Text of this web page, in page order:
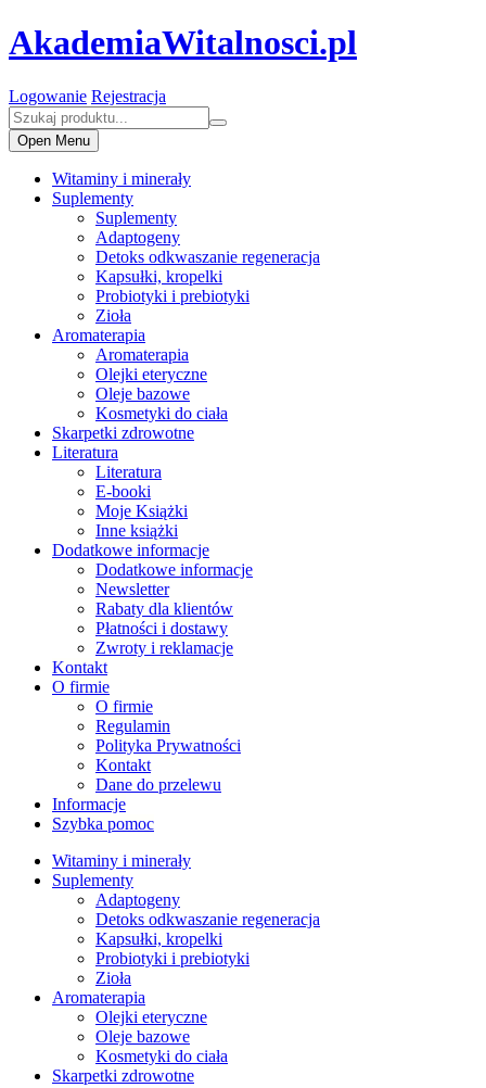
AkademiaWitalnosci.pl
Logowanie Rejestracja
Open Menu
Witaminy i minerały
Suplementy
Suplementy
Adaptogeny
Detoks odkwaszanie regeneracja
Kapsułki, kropelki
Probiotyki i prebiotyki
Zioła
Aromaterapia
Aromaterapia
Olejki eteryczne
Oleje bazowe
Kosmetyki do ciała
Skarpetki zdrowotne
Literatura
Literatura
E-booki
Moje Książki
Inne książki
Dodatkowe informacje
Dodatkowe informacje
Newsletter
Rabaty dla klientów
Płatności i dostawy
Zwroty i reklamacje
Kontakt
O firmie
O firmie
Regulamin
Polityka Prywatności
Kontakt
Dane do przelewu
Informacje
Szybka pomoc
Witaminy i minerały
Suplementy
Adaptogeny
Detoks odkwaszanie regeneracja
Kapsułki, kropelki
Probiotyki i prebiotyki
Zioła
Aromaterapia
Olejki eteryczne
Oleje bazowe
Kosmetyki do ciała
Skarpetki zdrowotne